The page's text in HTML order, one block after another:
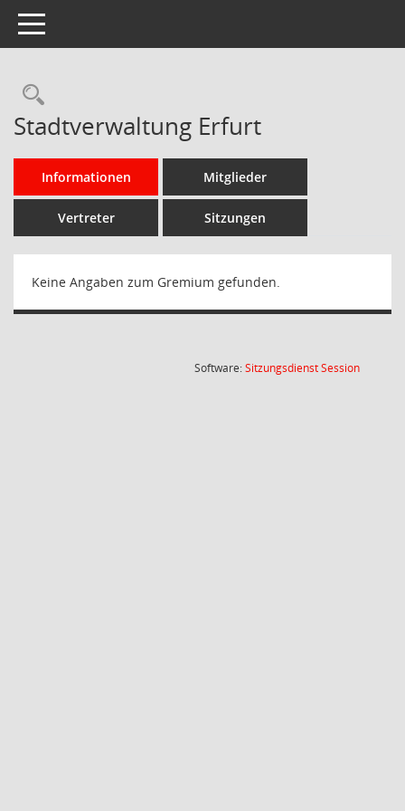
Toggle navigation
Rechercheauswahl
Stadtverwaltung Erfurt
Informationen Mitglieder
Vertreter Sitzungen
Keine Angaben zum Gremium gefunden.
Software:SitzungsdienstSession(Wird in